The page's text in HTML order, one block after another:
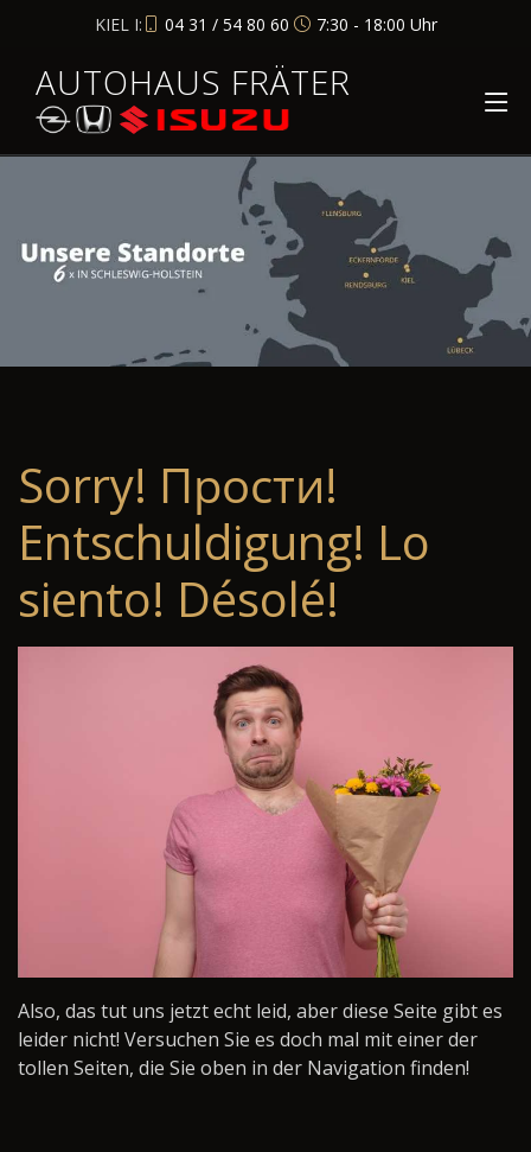
KIEL I: 04 31 / 54 80 60 7:30 - 18:00 Uhr
AUTOHAUS FRÄTER
Sorry! Прости!
Entschuldigung! Lo
siento! Désolé!
Also, das tut uns jetzt echt leid, aber diese Seite gibt es
leider nicht! Versuchen Sie es doch mal mit einer der
tollen Seiten, die Sie oben in der Navigation finden!